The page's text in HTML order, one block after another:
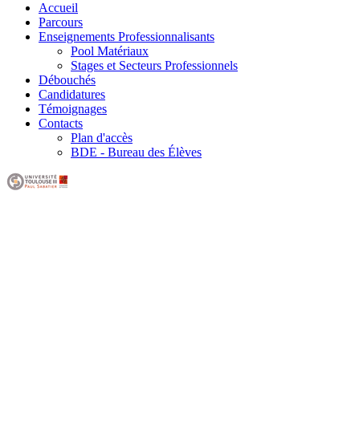
Accueil
Parcours
Enseignements Professionnalisants
Pool Matériaux
Stages et Secteurs Professionnels
Débouchés
Candidatures
Témoignages
Contacts
Plan d'accès
BDE - Bureau des Élèves